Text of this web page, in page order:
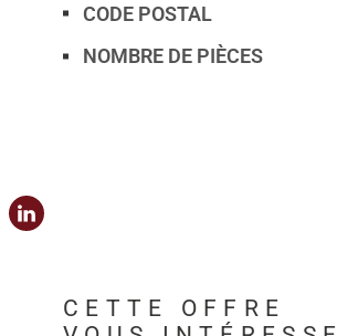
CODE POSTAL
NOMBRE DE PIÈCES
CETTE OFFRE